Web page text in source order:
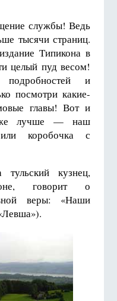
службы! Ведь
тысячи страниц.
Типикона в
целый пуд весом!
и
посмотри какие-
главы! Вот и
же лучше — наш
коробочка с
кузнец,
говорит о
веры: «Наши